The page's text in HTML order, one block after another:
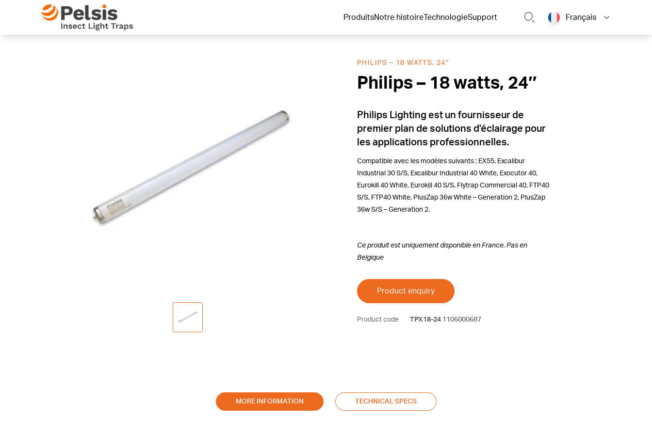
Skip to content
Pelsis Insect Light Traps
ProduitsNotre histoireTechnologieSupport Français
PHILIPS – 18 WATTS, 24″
Philips – 18 watts, 24″
Philips Lighting est un fournisseur de
premier plan de solutions d'éclairage pour
les applications professionnelles.
Compatible avec les modèles suivants : EX55, Excalibur
Industrial 30 S/S, Excalibur Industrial 40 White, Exocutor 40,
Eurokill 40 White, Eurokill 40 S/S, Flytrap Commercial 40, FTP40
S/S, FTP40 White, PlusZap 36w White – Generation 2, PlusZap
36w S/S – Generation 2.
Ce produit est uniquement disponible en France. Pas en
Belgique
Product enquiry
Product code TPX18-24 1106000687
MORE INFORMATION TECHNICAL SPECS